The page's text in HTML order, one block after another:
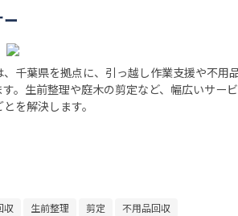
千葉県を拠点に、引っ越し作業支援や不用
。生前整理や庭木の剪定など、幅広いサー
を解決します。
収 生前整理 剪定 不用品回収